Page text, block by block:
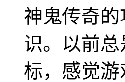
神鬼传奇
识。以前
标，感觉